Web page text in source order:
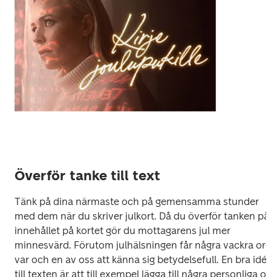
Överför tanke till text
Tänk på dina närmaste och på gemensamma stunder
med dem när du skriver julkort. Då du överför tanken på
innehållet på kortet gör du mottagarens jul mer
minnesvärd. Förutom julhälsningen får några vackra ord
var och en av oss att känna sig betydelsefull. En bra idé
till texten är att till exempel lägga till några personliga